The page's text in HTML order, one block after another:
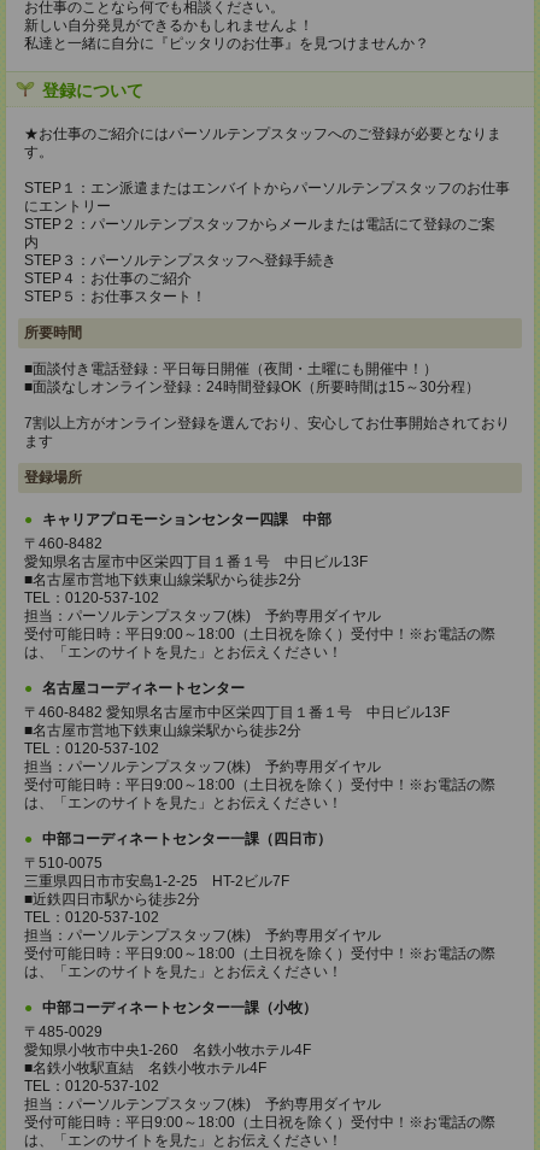
お仕事のことなら何でも相談ください。
新しい自分発見ができるかもしれませんよ！
私達と一緒に自分に『ピッタリのお仕事』を見つけませんか？
登録について
★お仕事のご紹介にはパーソルテンプスタッフへのご登録が必要となりま
す。
STEP１：エン派遣またはエンバイトからパーソルテンプスタッフのお仕事
にエントリー
STEP２：パーソルテンプスタッフからメールまたは電話にて登録のご案
内
STEP３：パーソルテンプスタッフへ登録手続き
STEP４：お仕事のご紹介
STEP５：お仕事スタート！
所要時間
■面談付き電話登録：平日毎日開催（夜間・土曜にも開催中！）
■面談なしオンライン登録：24時間登録OK（所要時間は15～30分程）
7割以上方がオンライン登録を選んでおり、安心してお仕事開始されており
ます
登録場所
キャリアプロモーションセンター四課 中部
〒460-8482
愛知県名古屋市中区栄四丁目１番１号 中日ビル13F
■名古屋市営地下鉄東山線栄駅から徒歩2分
TEL：0120-537-102
担当：パーソルテンプスタッフ(株) 予約専用ダイヤル
受付可能日時：平日9:00～18:00（土日祝を除く）受付中！※お電話の際
は、「エンのサイトを見た」とお伝えください！
名古屋コーディネートセンター
〒460-8482 愛知県名古屋市中区栄四丁目１番１号 中日ビル13F
■名古屋市営地下鉄東山線栄駅から徒歩2分
TEL：0120-537-102
担当：パーソルテンプスタッフ(株) 予約専用ダイヤル
受付可能日時：平日9:00～18:00（土日祝を除く）受付中！※お電話の際
は、「エンのサイトを見た」とお伝えください！
中部コーディネートセンター一課（四日市）
〒510-0075
三重県四日市市安島1-2-25 HT-2ビル7F
■近鉄四日市駅から徒歩2分
TEL：0120-537-102
担当：パーソルテンプスタッフ(株) 予約専用ダイヤル
受付可能日時：平日9:00～18:00（土日祝を除く）受付中！※お電話の際
は、「エンのサイトを見た」とお伝えください！
中部コーディネートセンター一課（小牧）
〒485-0029
愛知県小牧市中央1-260 名鉄小牧ホテル4F
■名鉄小牧駅直結 名鉄小牧ホテル4F
TEL：0120-537-102
担当：パーソルテンプスタッフ(株) 予約専用ダイヤル
受付可能日時：平日9:00～18:00（土日祝を除く）受付中！※お電話の際
は、「エンのサイトを見た」とお伝えください！